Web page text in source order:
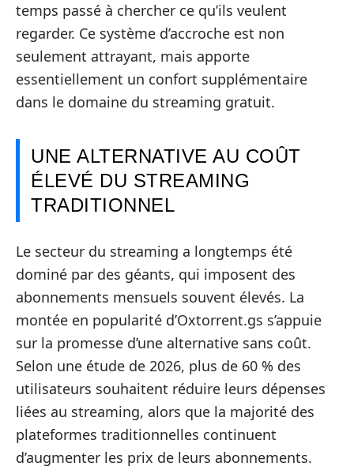
temps passé à chercher ce qu’ils veulent
regarder. Ce système d’accroche est non
seulement attrayant, mais apporte
essentiellement un confort supplémentaire
dans le domaine du streaming gratuit.
UNE ALTERNATIVE AU COÛT
ÉLEVÉ DU STREAMING
TRADITIONNEL
Le secteur du streaming a longtemps été
dominé par des géants, qui imposent des
abonnements mensuels souvent élevés. La
montée en popularité d’Oxtorrent.gs s’appuie
sur la promesse d’une alternative sans coût.
Selon une étude de 2026, plus de 60 % des
utilisateurs souhaitent réduire leurs dépenses
liées au streaming, alors que la majorité des
plateformes traditionnelles continuent
d’augmenter les prix de leurs abonnements.